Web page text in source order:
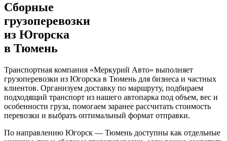
Сборные
грузоперевозки
из Югорска
в Тюмень
Транспортная компания «Меркурий Авто» выполняет
грузоперевозки из Югорска в Тюмень для бизнеса и частных
клиентов. Организуем доставку по маршруту, подбираем
подходящий транспорт из нашего автопарка под объем, вес и
особенности груза, помогаем заранее рассчитать стоимость
перевозки и выбрать оптимальный формат отправки.
По направлению Югорск — Тюмень доступны как отдельные